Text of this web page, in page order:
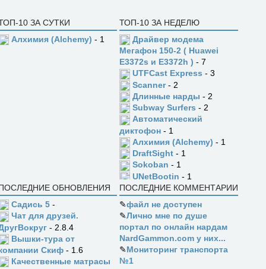
10 ЗА СУТКИ
Алхимия (Alchemy) - 1
ТОП-10 ЗА НЕДЕЛЮ
Драйвер модема
Мегафон 150-2 ( Huawei
E3372s и E3372h ) - 7
UTFCast Express - 3
Scanner- 2
Длинные нарды - 2
Subway Surfers - 2
Автоматический
диктофон - 1
Алхимия (Alchemy) - 1
DraftSight - 1
Sokoban - 1
UNetBootin - 1
ОБНОВЛЕНИЯ
Садись 5 -
Чат для друзей.
- 2.8.4
Вышки-тура от
Скиф - 1.6
Качественные матрасы
ПОСЛЕДНИЕ КОММЕНТАРИИ
✎файл не доступен
✎Лично мне по душе
портал по онлайн нардам
NardGammon.com у них...
✎Мониторинг транспорта
№1